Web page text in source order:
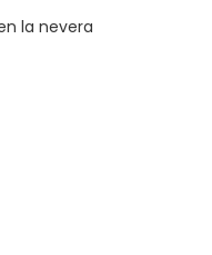
la nevera